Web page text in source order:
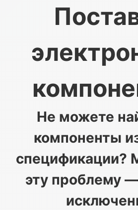
Не можете
компоненты
эту проблему